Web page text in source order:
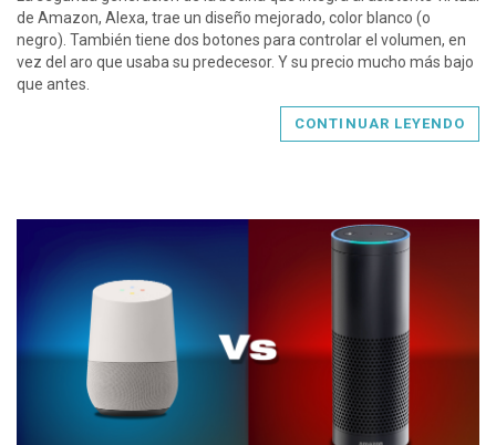
de Amazon, Alexa, trae un diseño mejorado, color blanco (o
negro). También tiene dos botones para controlar el volumen, en
vez del aro que usaba su predecesor. Y su precio mucho más bajo
que antes.
CONTINUAR LEYENDO